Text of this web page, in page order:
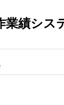
業績シス